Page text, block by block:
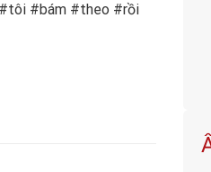
#bám #theo #rồi